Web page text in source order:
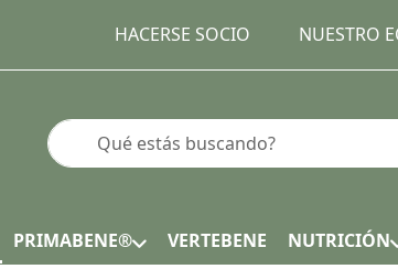
HACERSE SOCIO NUESTRO
Enter a search term. Results will
PRIMABENE® VERTEBENE NUTRICIÓN